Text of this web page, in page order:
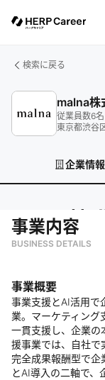
検索に戻る
malna株
従業員数6名
東京都渋谷
企業情報
malna株式
事業内容
BUSINESS DETAILS
事業概要
事業支援とAI活用で
業。マーケティング
一貫支援し、企業の
援事業では、自社で
完全成果報酬型で企
とAI導入の二軸で